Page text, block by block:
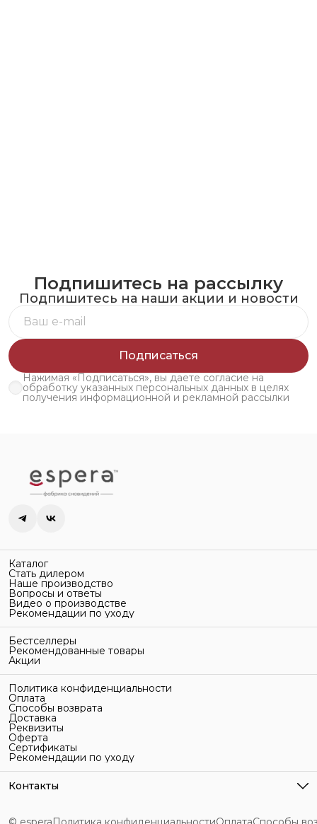
Подпишитесь на рассылку
Подпишитесь на наши акции и новости
Подписаться
Нажимая «Подписаться», вы даете согласие на
обработку указанных персональных данных в целях
получения информационной и рекламной рассылки
Каталог
Стать дилером
Наше производство
Вопросы и ответы
Видео о производстве
Рекомендации по уходу
Бестселлеры
Рекомендованные товары
Акции
Политика конфиденциальности
Оплата
Способы возврата
Доставка
Реквизиты
Оферта
Сертификаты
Рекомендации по уходу
Контакты